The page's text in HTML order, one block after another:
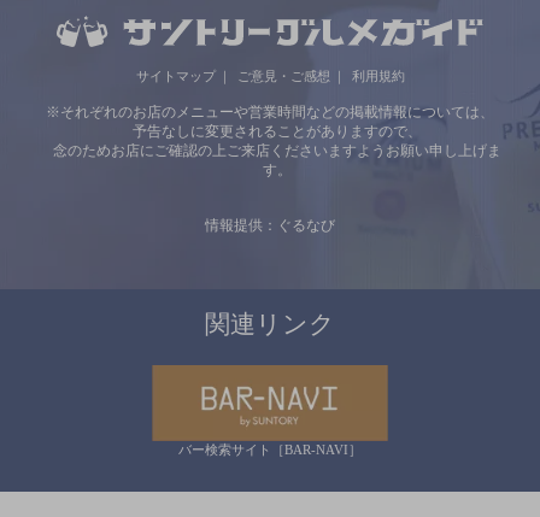
サイトマップ ご意見・ご感想 利用規約
※それぞれのお店のメニューや営業時間などの掲載情報については、
予告なしに変更されることがありますので、
念のためお店にご確認の上ご来店くださいますようお願い申し上げま
す。
情報提供：ぐるなび
関連リンク
バー検索サイト［BAR-NAVI］